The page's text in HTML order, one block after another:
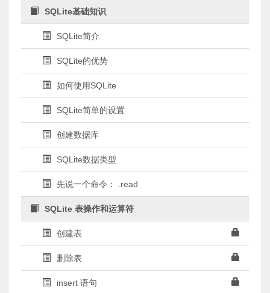
SQLite基础知识
SQLite简介
SQLite的优势
如何使用SQLite
SQLite简单的设置
创建数据库
SQLite数据类型
先说一个命令： .read
SQLite 表操作和运算符
创建表
删除表
insert 语句